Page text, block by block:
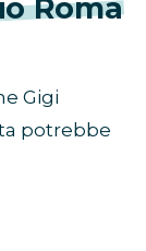
Roma
Gigi
potrebbe